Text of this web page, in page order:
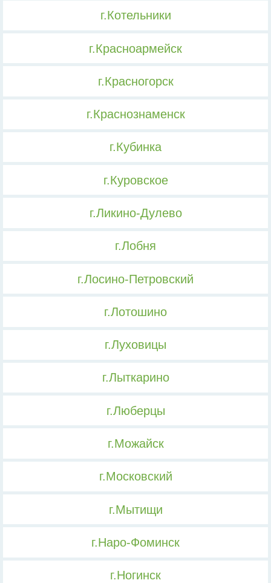
г.Котельники
г.Красноармейск
г.Красногорск
г.Краснознаменск
г.Кубинка
г.Куровское
г.Ликино-Дулево
г.Лобня
г.Лосино-Петровский
г.Лотошино
г.Луховицы
г.Лыткарино
г.Люберцы
г.Можайск
г.Московский
г.Мытищи
г.Наро-Фоминск
г.Ногинск